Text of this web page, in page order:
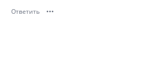
Ответить •••